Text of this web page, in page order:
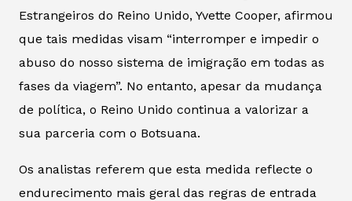
Estrangeiros do Reino Unido, Yvette Cooper, afirmou
que tais medidas visam “interromper e impedir o
abuso do nosso sistema de imigração em todas as
fases da viagem”. No entanto, apesar da mudança
de política, o Reino Unido continua a valorizar a
sua parceria com o Botsuana.
Os analistas referem que esta medida reflecte o
endurecimento mais geral das regras de entrada